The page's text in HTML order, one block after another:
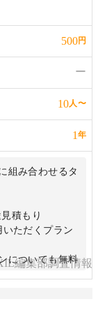
500円
ー
10人〜
1 年
組み合わせるタ
積もり
ただくプラン
についても無料
編集部調査情報